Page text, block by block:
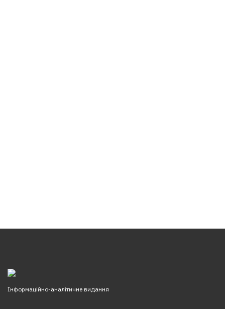
Інформаційно-аналітичне видання